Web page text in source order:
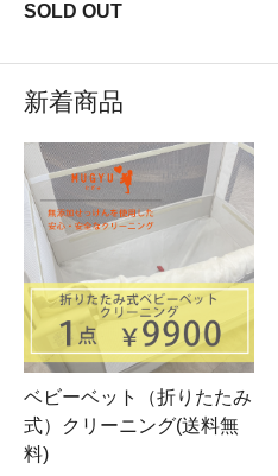
SOLD OUT
新着商品
ベビーベット（折りたたみ
式）クリーニング(送料無
料)